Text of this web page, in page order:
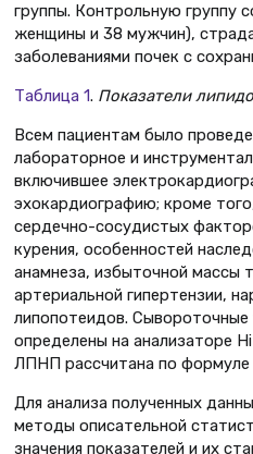
группы. Контрольную группу
женщины и 38 мужчин),
заболеваниями почек с
Таблица 1. Показатели
Всем пациентам было
лабораторное и
включившее
эхокардиографию; кроме
сердечно-сосудистых
курения, особенностей
анамнеза, избыточной массы
артериальной гипертензии,
липопотеидов.
определены на анализаторе
ЛПНП рассчитана по
Для анализа полученных
методы описательной
значения показателей и их